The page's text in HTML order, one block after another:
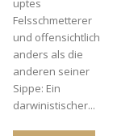
uptes
Felsschmetterer
und offensichtlich
anders als die
anderen seiner
Sippe: Ein
darwinistischer...